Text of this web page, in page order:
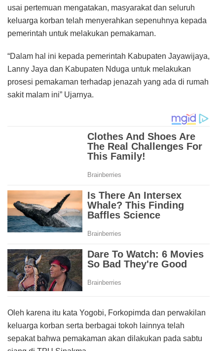
usai pertemuan mengatakan, masyarakat dan seluruh
keluarga korban telah menyerahkan sepenuhnya kepada
pemerintah untuk melakukan pemakaman.
“Dalam hal ini kepada pemerintah Kabupaten Jayawijaya,
Lanny Jaya dan Kabupaten Nduga untuk melakukan
prosesi pemakaman terhadap jenazah yang ada di rumah
sakit malam ini” Ujarnya.
Oleh karena itu kata Yogobi, Forkopimda dan perwakilan
keluarga korban serta berbagai tokoh lainnya telah
sepakat bahwa pemakaman akan dilakukan pada sabtu